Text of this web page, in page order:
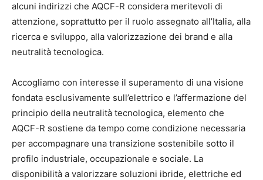
alcuni indirizzi che AQCF-R considera meritevoli di
attenzione, soprattutto per il ruolo assegnato all’Italia, alla
ricerca e sviluppo, alla valorizzazione dei brand e alla
neutralità tecnologica.
Accogliamo con interesse il superamento di una visione
fondata esclusivamente sull’elettrico e l’affermazione del
principio della neutralità tecnologica, elemento che
AQCF-R sostiene da tempo come condizione necessaria
per accompagnare una transizione sostenibile sotto il
profilo industriale, occupazionale e sociale. La
disponibilità a valorizzare soluzioni ibride, elettriche ed